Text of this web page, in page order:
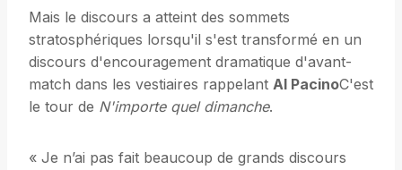
Mais le discours a atteint des sommets
stratosphériques lorsqu'il s'est transformé en un
discours d'encouragement dramatique d'avant-
match dans les vestiaires rappelant Al PacinoC'est
le tour de N'importe quel dimanche.
« Je n’ai pas fait beaucoup de grands discours